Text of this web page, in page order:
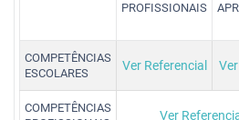
PROFISSIONAIS
COMPETÊNCIAS
ESCOLARES
Ver Referencial
COMPETÊNCIAS
Ver